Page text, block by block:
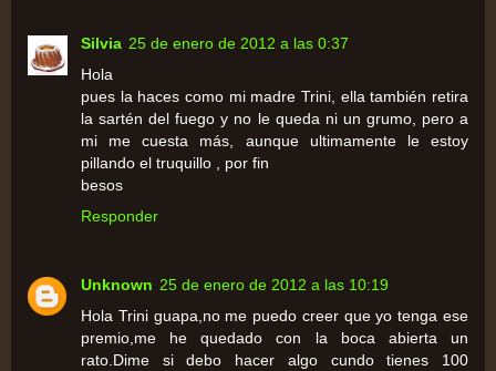
Silvia 25 de enero de 2012 a las 0:37
Hola
pues la haces como mi madre Trini, ella también retira
la sartén del fuego y no le queda ni un grumo, pero a
mi me cuesta más, aunque ultimamente le estoy
pillando el truquillo , por fin
besos
Responder
Unknown 25 de enero de 2012 a las 10:19
Hola Trini guapa,no me puedo creer que yo tenga ese
premio,me he quedado con la boca abierta un
rato.Dime si debo hacer algo cundo tienes 100